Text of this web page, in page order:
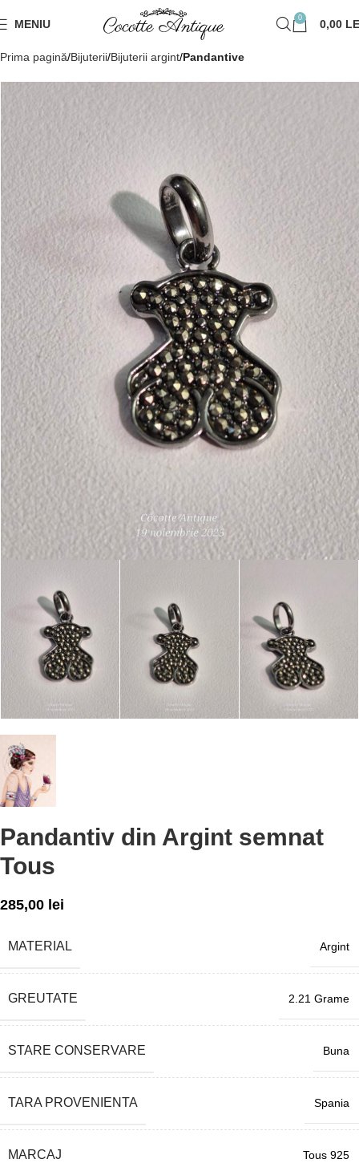
MENIU 0 0,00
Prima pagină Bijuterii Bijuterii argint Pandantive
Pandantiv din Argint semnat
Tous
285,00 lei
MATERIAL Argint
GREUTATE 2.21 Grame
STARE CONSERVARE Buna
TARA PROVENIENTA Spania
MARCAJ Tous 925